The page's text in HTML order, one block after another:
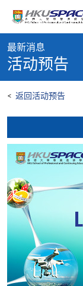
content
content
start
最新消息
活动预告
< 返回活动预告